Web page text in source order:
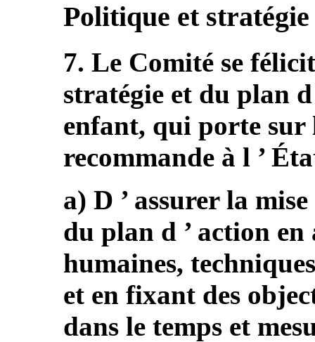
Politique et stratégie
7. Le Comité se
stratégie et du plan
enfant, qui porte sur
recommande à l ’
a) D ’ assurer la
du plan d ’ action en
humaines,
et en fixant des
dans le temps et